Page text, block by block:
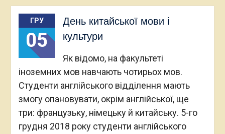
ГРУ
05
День китайської мови і
культури
Як відомо, на факультеті
іноземних мов навчають чотирьох мов.
Студенти англійського відділення мають
змогу опановувати, окрім англійської, ще
три: французьку, німецьку й китайську. 5-го
грудня 2018 року студенти англійського